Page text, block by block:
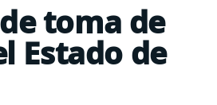
toma de
Estado de